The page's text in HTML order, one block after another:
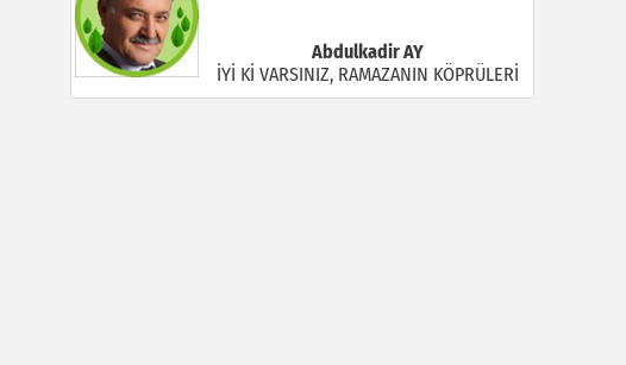
Abdulkadir AY
İYİ Kİ VARSINIZ, RAMAZANIN KÖPRÜLERİ